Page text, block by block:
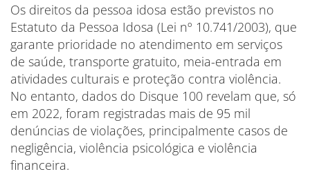
Os direitos da pessoa idosa estão previstos no
Estatuto da Pessoa Idosa (Lei nº 10.741/2003), que
garante prioridade no atendimento em serviços
de saúde, transporte gratuito, meia-entrada em
atividades culturais e proteção contra violência.
No entanto, dados do Disque 100 revelam que, só
em 2022, foram registradas mais de 95 mil
denúncias de violações, principalmente casos de
negligência, violência psicológica e violência
financeira.